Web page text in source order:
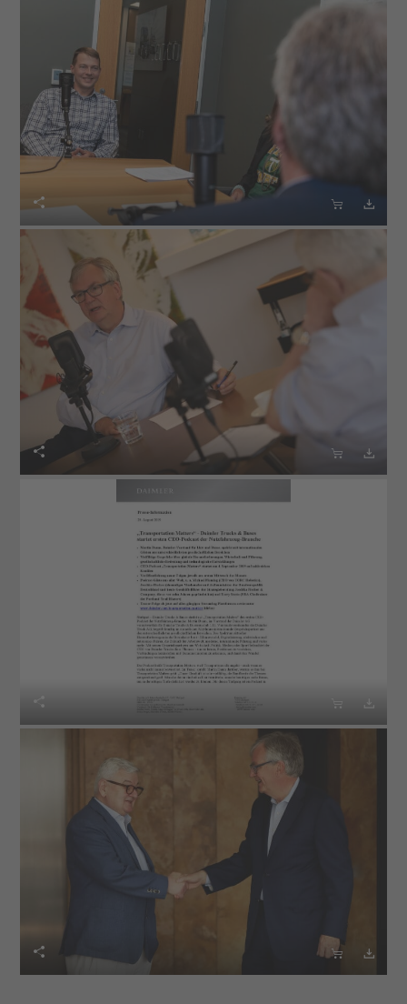
  
  
  
  